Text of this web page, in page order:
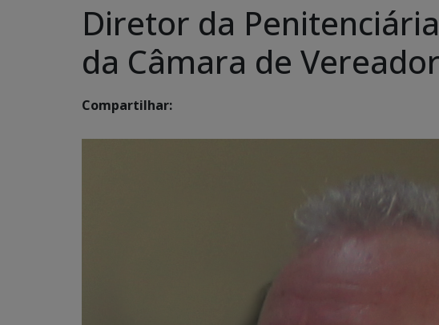
Diretor da
da Câmara de
Compartilhar: